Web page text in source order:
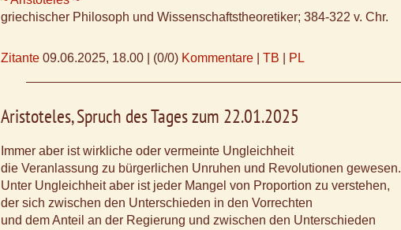
griechischer Philosoph und Wissenschaftstheoretiker; 384-322 v. Chr.
Zitante 09.06.2025, 18.00 (0/0) Kommentare TB PL
Aristoteles, Spruch des Tages zum 22.01.2025
Immer aber ist wirkliche oder vermeinte Ungleichheit
die Veranlassung zu bürgerlichen Unruhen und Revolutionen gewesen.
Unter Ungleichheit aber ist jeder Mangel von Proportion zu verstehen,
der sich zwischen den Unterschieden in den Vorrechten
und dem Anteil an der Regierung und zwischen den Unterschieden